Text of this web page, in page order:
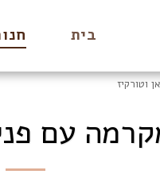
בית
וטורקיז
עם